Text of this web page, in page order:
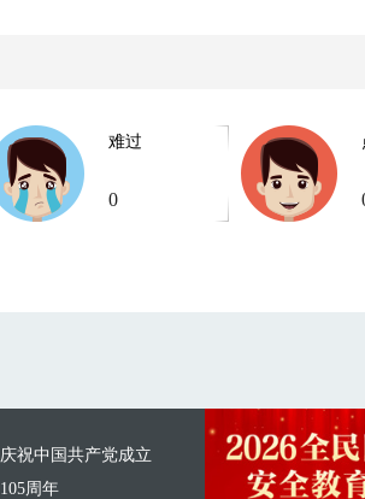
难过
0
庆祝中国共产党成立
105周年